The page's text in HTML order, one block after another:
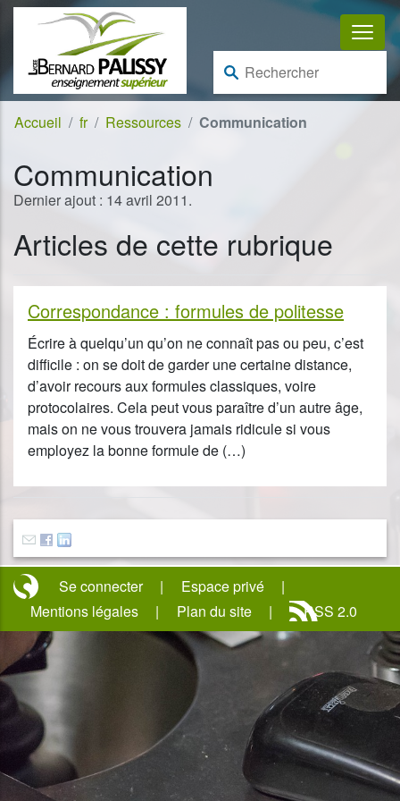
Aller au contenu
Aller à la navigation
Rechercher :
Accueil fr Ressources Communication
Communication
Dernier ajout : 14 avril 2011.
Articles de cette rubrique
Correspondance : formules de politesse
Écrire à quelqu’un qu’on ne connaît pas ou peu, c’est
difficile : on se doit de garder une certaine distance,
d’avoir recours aux formules classiques, voire
protocolaires. Cela peut vous paraître d’un autre âge,
mais on ne vous trouvera jamais ridicule si vous
employez la bonne formule de (…)
Se connecter
Espace privé
Mentions légales
Plan du site RSS 2.0